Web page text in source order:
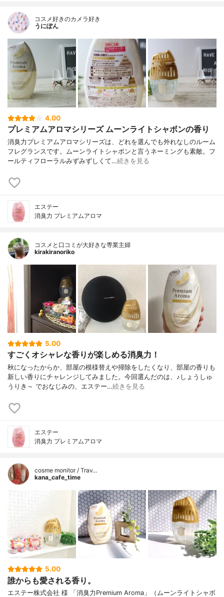
コスメ好きのカメラ好き
うにぽん
4.00
プレミアムアロマシリーズ ムーンライトシャボンの香り
消臭力プレミアムアロマシリーズは、どれを選んでも外れなしのルーム
フレグランスです。ムーンライトシャボンと言うネーミングも素敵。フ
ールティフローラルみずみずしくて…続きを見る
エステー
消臭力 プレミアムアロマ
コスメと口コミが大好きな専業主婦
kirakiranoriko
5.00
すごくオシャレな香りが楽しめる消臭力！
秋になったからか、部屋の模様替えや掃除をしたくなり、部屋の香りも
新しい香りにチャレンジしてみました。今回選んだのは、♪しょうしゅ
うりき～ でおなじみの、エステー…続きを見る
エステー
消臭力 プレミアムアロマ
cosme monitor / Trav…
kana_cafe_time
5.00
誰からも愛される香り。
エステー株式会社 様 「消臭力Premium Aroma」（ムーンライトシャボ